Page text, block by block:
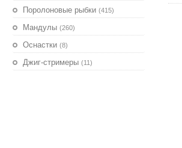
Поролоновые рыбки (415)
Мандулы (260)
Оснастки (8)
Джиг-стримеры (11)